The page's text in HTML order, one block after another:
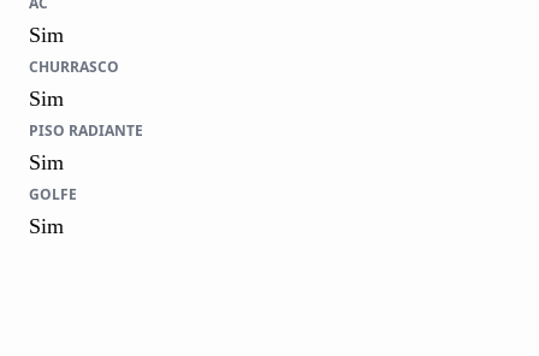
Sim
CHURRASCO
Sim
PISO RADIANTE
Sim
GOLFE
Sim